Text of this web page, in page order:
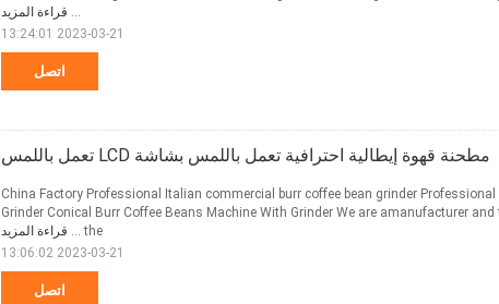
اتصل
... قراءة المزيد
2023-03-21 13:24:01
مطحنة قهوة إيطالية احترافية تعمل باللمس بشاشة LCD تعمل باللمس
اتصل
China Factory Professional Italian commercial burr coffee bean grinder
Grinder Conical Burr Coffee Beans Machine With Grinder We are amanufacturer
the ...
قراءة المزيد
2023-03-21 13:06:02